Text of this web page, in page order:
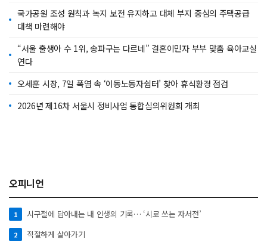
국가공원 조성 원칙과 녹지 보전 유지하고 대체 부지 중심의 주택공급
대책 마련해야
“서울 출생아 수 1위, 송파구는 다르네” 결혼이민자 부부 맞춤 육아교실
연다
오세훈 시장, 7일 폭염 속 ‘이동노동자쉼터’ 찾아 휴식환경 점검
2026년 제16차 서울시 정비사업 통합심의위원회 개최
오피니언
1 시구절에 담아내는 내 인생의 기록… ‘시로 쓰는 자서전’
2 적절하게 살아가기